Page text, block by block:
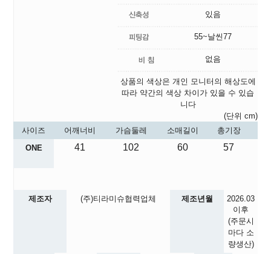
있음
55~날씬77
없음
상품의 색상은 개인 모니터의 해상도에
따라 약간의 색상 차이가 있을 수 있습
니다
(단위 cm)
사이즈
어깨너비 가슴둘레 소매길이
총기장
ONE
41 102 60 57
제조자 (주)티라미슈협력업체 제조년월
2026.03
이후
(주문시
마다 소
량생산)